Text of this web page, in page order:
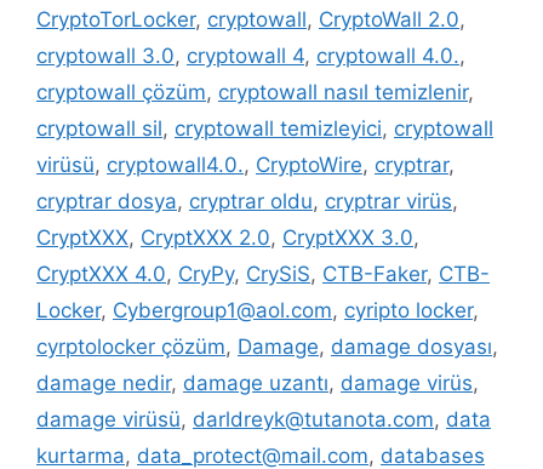
CryptoTorLocker, cryptowall, CryptoWall 2.0,
cryptowall 3.0, cryptowall 4, cryptowall 4.0.,
cryptowall çözüm, cryptowall nasıl temizlenir,
cryptowall sil, cryptowall temizleyici, cryptowall
virüsü, cryptowall4.0., CryptoWire, cryptrar,
cryptrar dosya, cryptrar oldu, cryptrar virüs,
CryptXXX, CryptXXX 2.0, CryptXXX 3.0,
CryptXXX 4.0, CryPy, CrySiS, CTB-Faker, CTB-
Locker, Cybergroup1@aol.com, cyripto locker,
cyrptolocker çözüm, Damage, damage dosyası,
damage nedir, damage uzantı, damage virüs,
damage virüsü, darldreyk@tutanota.com, data
kurtarma, data_protect@mail.com, databases